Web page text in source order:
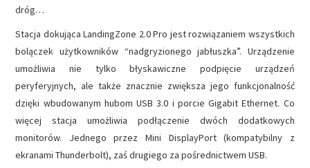
dróg…
Stacja dokująca LandingZone 2.0 Pro jest rozwiązaniem wszystkich
bolączek użytkowników “nadgryzionego jabłuszka”. Urządzenie
umożliwia nie tylko błyskawiczne podpięcie urządzeń
peryferyjnych, ale także znacznie zwiększa jego funkcjonalność
dzięki wbudowanym hubom USB 3.0 i porcie Gigabit Ethernet. Co
więcej stacja umożliwia podłączenie dwóch dodatkowych
monitorów. Jednego przez Mini DisplayPort (kompatybilny z
ekranami Thunderbolt), zaś drugiego za pośrednictwem USB.